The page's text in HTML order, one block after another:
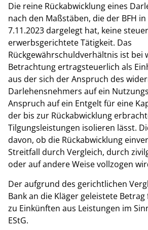
Die reine Rückabwicklung eines
nach den Maßstäben, die der BFH
7.11.2023 dargelegt hat, keine
erwerbsgerichtete Tätigkeit. Das
Rückgewährschuldverhältnis ist bei
Betrachtung ertragsteuerlich als
aus der sich der Anspruch des
Darlehensnehmers auf ein
Anspruch auf ein Entgelt für eine
der bis zur Rückabwicklung
Tilgungsleistungen isolieren lässt.
davon, ob die Rückabwicklung
Streitfall durch Vergleich, durch
oder auf andere Weise vollzogen
Der aufgrund des gerichtlichen
Bank an die Kläger geleistete
zu Einkünften aus Leistungen im
EStG.